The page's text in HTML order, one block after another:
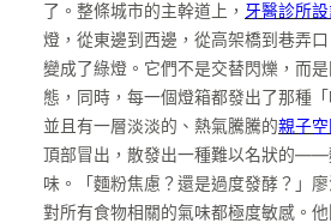
了。整條城市的主幹道上， 牙醫診所
燈，從東邊到西邊，從高架橋到巷弄
變成了綠燈。它們不是交替閃爍，而
態，同時，每一個燈箱都發出了那種「
並且有一層淡淡的、熱氣騰騰的親子
頂部冒出，散發出一種難以名狀的——
味。「麵粉焦慮？還是過度發酵？」廖
對所有食物相關的氣味都極度敏感。